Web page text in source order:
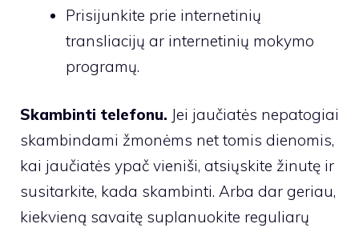
Prisijunkite prie internetinių
transliacijų ar internetinių mokymo
programų.
Skambinti telefonu. Jei jaučiatės nepatogiai
skambindami žmonėms net tomis dienomis,
kai jaučiatės ypač vieniši, atsiųskite žinutę ir
susitarkite, kada skambinti. Arba dar geriau,
kiekvieną savaitę suplanuokite reguliarų